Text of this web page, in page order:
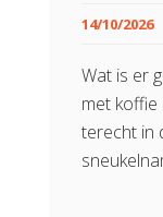
14/10/2026
Wat is er
met koffie
terecht in